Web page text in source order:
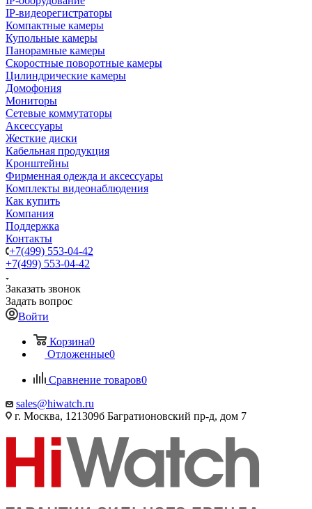
IP-видеорегистраторы
Компактные камеры
Купольные камеры
Панорамные камеры
Скоростные поворотные камеры
Цилиндрические камеры
Домофония
Мониторы
Сетевые коммутаторы
Аксессуары
Жесткие диски
Кабельная продукция
Кронштейны
Фирменная одежда и аксессуары
Комплекты видеонаблюдения
Как купить
Компания
Поддержка
Контакты
+7(499) 553-04-42
+7(499) 553-04-42
Заказать звонок
Задать вопрос
Войти
Корзина0
Отложенные0
Сравнение товаров0
sales@hiwatch.ru
г. Москва, 121309б Багратионовский пр-д, дом 7